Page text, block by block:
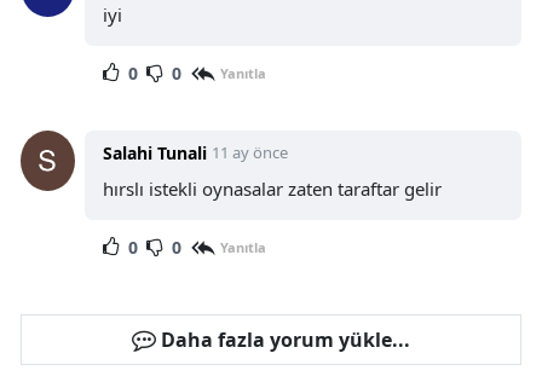
iyi
0 0 Yanıtla
Salahi Tunali 11 ay önce
hırslı istekli oynasalar zaten taraftar gelir
0 0 Yanıtla
Daha fazla yorum yükle...